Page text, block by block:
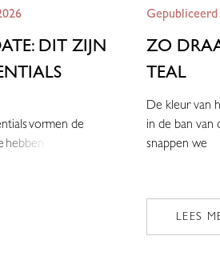
DIT ZIJN
vormen de
een a
ZO
TEAL
De kleur van
in de ban van
snappen we
LEES